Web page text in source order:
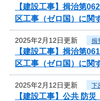
【建設工事】揖治第
区工事（ゼロ国）に関
2025年2月12日更新 揖
【建設工事】揖治第
区工事（ゼロ国）に関
2025年2月12日更新 下
【建設工事】公共 防